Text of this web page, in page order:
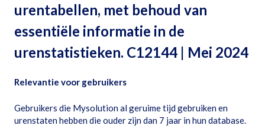
urentabellen, met behoud van
essentiële informatie in de
urenstatistieken. C12144 | Mei 2024
Relevantie voor gebruikers
Gebruikers die Mysolution al geruime tijd gebruiken en
urenstaten hebben die ouder zijn dan 7 jaar in hun database.